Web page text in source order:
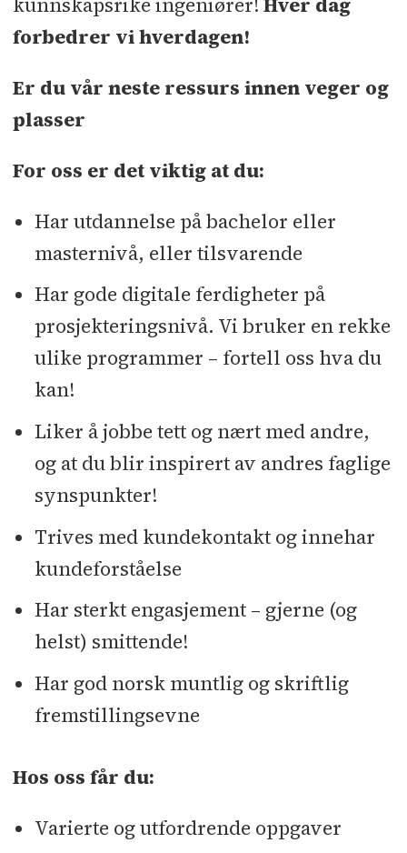
forbedrer vi hverdagen!
Er du vår neste ressurs innen veger og
plasser
For oss er det viktig at du:
Har utdannelse på bachelor eller
masternivå, eller tilsvarende
Har gode digitale ferdigheter på
prosjekteringsnivå. Vi bruker en rekke
ulike programmer – fortell oss hva du
kan!
Liker å jobbe tett og nært med andre,
og at du blir inspirert av andres faglige
synspunkter!
Trives med kundekontakt og innehar
kundeforståelse
Har sterkt engasjement – gjerne (og
helst) smittende!
Har god norsk muntlig og skriftlig
fremstillingsevne
Hos oss får du:
Varierte og utfordrende oppgaver